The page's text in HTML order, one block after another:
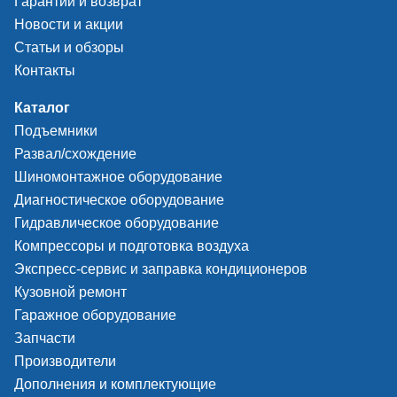
Габариты, Д х Ш х В
Вес нетто
Комплектация
USB кабель Type-C
Упаковка
Сравнительные характеристики
диагностических сканеров Launch
Creader Elite
Новости и акции
Статьи и обзоры
Контакты
Каталог
Подъемники
Развал/схождение
Шиномонтажное оборудование
Диагностическое оборудование
Гидравлическое оборудование
Компрессоры и подготовка воздуха
Экспресс-сервис и заправка кондиционеров
Кузовной ремонт
Гаражное оборудование
Запчасти
Производители
Дополнения и комплектующие